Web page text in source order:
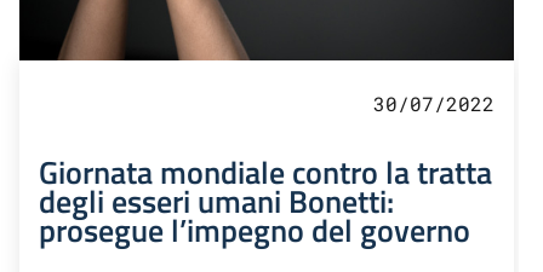
30/07/2022
Giornata mondiale contro la tratta
degli esseri umani Bonetti:
prosegue l’impegno del governo